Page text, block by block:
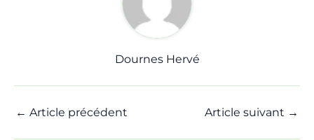
Dournes Hervé
← Article précédent Article suivant →